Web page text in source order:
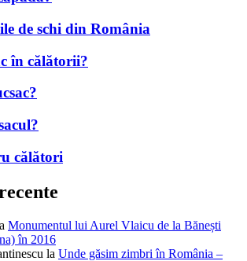
de schi din România
în călătorii?
călători
Monumentul lui Aurel Vlaicu de la Bănești
în 2016
la Unde găsim zimbri în România –